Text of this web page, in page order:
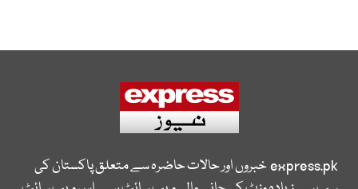
express.pkخبروں اور حالات حاضرہ سے متعلق پاکستان کی